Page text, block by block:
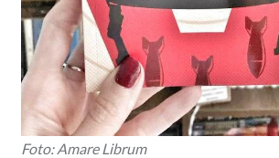
Foto: Amare Librum